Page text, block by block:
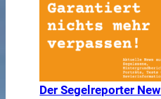
Der Segelreporter